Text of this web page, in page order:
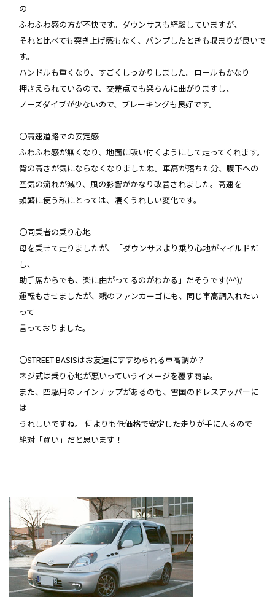
の
ふわふわ感の方が不快です。ダウンサスも経験していますが、
それと比べても突き上げ感もなく、バンプしたときも収まりが良いで
す。
ハンドルも重くなり、すごくしっかりしました。ロールもかなり
押さえられているので、交差点でも楽ちんに曲がりますし、
ノーズダイブが少ないので、ブレーキングも良好です。
〇高速道路での安定感
ふわふわ感が無くなり、地面に吸い付くようにして走ってくれます。
背の高さが気にならなくなりましたね。車高が落ちた分、腹下への
空気の流れが減り、風の影響がかなり改善されました。高速を
頻繁に使う私にとっては、凄くうれしい変化です。
〇同乗者の乗り心地
母を乗せて走りましたが、「ダウンサスより乗り心地がマイルドだ
し、
助手席からでも、楽に曲がってるのがわかる」だそうです(^^)/
運転もさせましたが、親のファンカーゴにも、同じ車高調入れたい
って
言っておりました。
〇STREET BASISはお友達にすすめられる車高調か？
ネジ式は乗り心地が悪いっていうイメージを覆す商品。
また、四駆用のラインナップがあるのも、雪国のドレスアッパーに
は
うれしいですね。 何よりも低価格で安定した走りが手に入るので
絶対「買い」だと思います！